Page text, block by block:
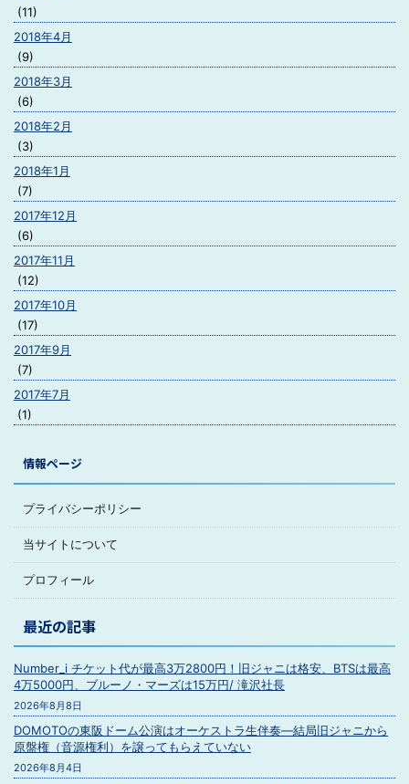
(11)
2018年4月
(9)
2018年3月
(6)
2018年2月
(3)
2018年1月
(7)
2017年12月
(6)
2017年11月
(12)
2017年10月
(17)
2017年9月
(7)
2017年7月
(1)
情報ページ
プライバシーポリシー
当サイトについて
プロフィール
最近の記事
Number_i チケット代が最高3万2800円！旧ジャニは格安、BTSは最高
4万5000円、ブルーノ・マーズは15万円/ 滝沢社長
2026年8月8日
DOMOTOの東阪ドーム公演はオーケストラ生伴奏―結局旧ジャニから
原盤権（音源権利）を譲ってもらえていない
2026年8月4日